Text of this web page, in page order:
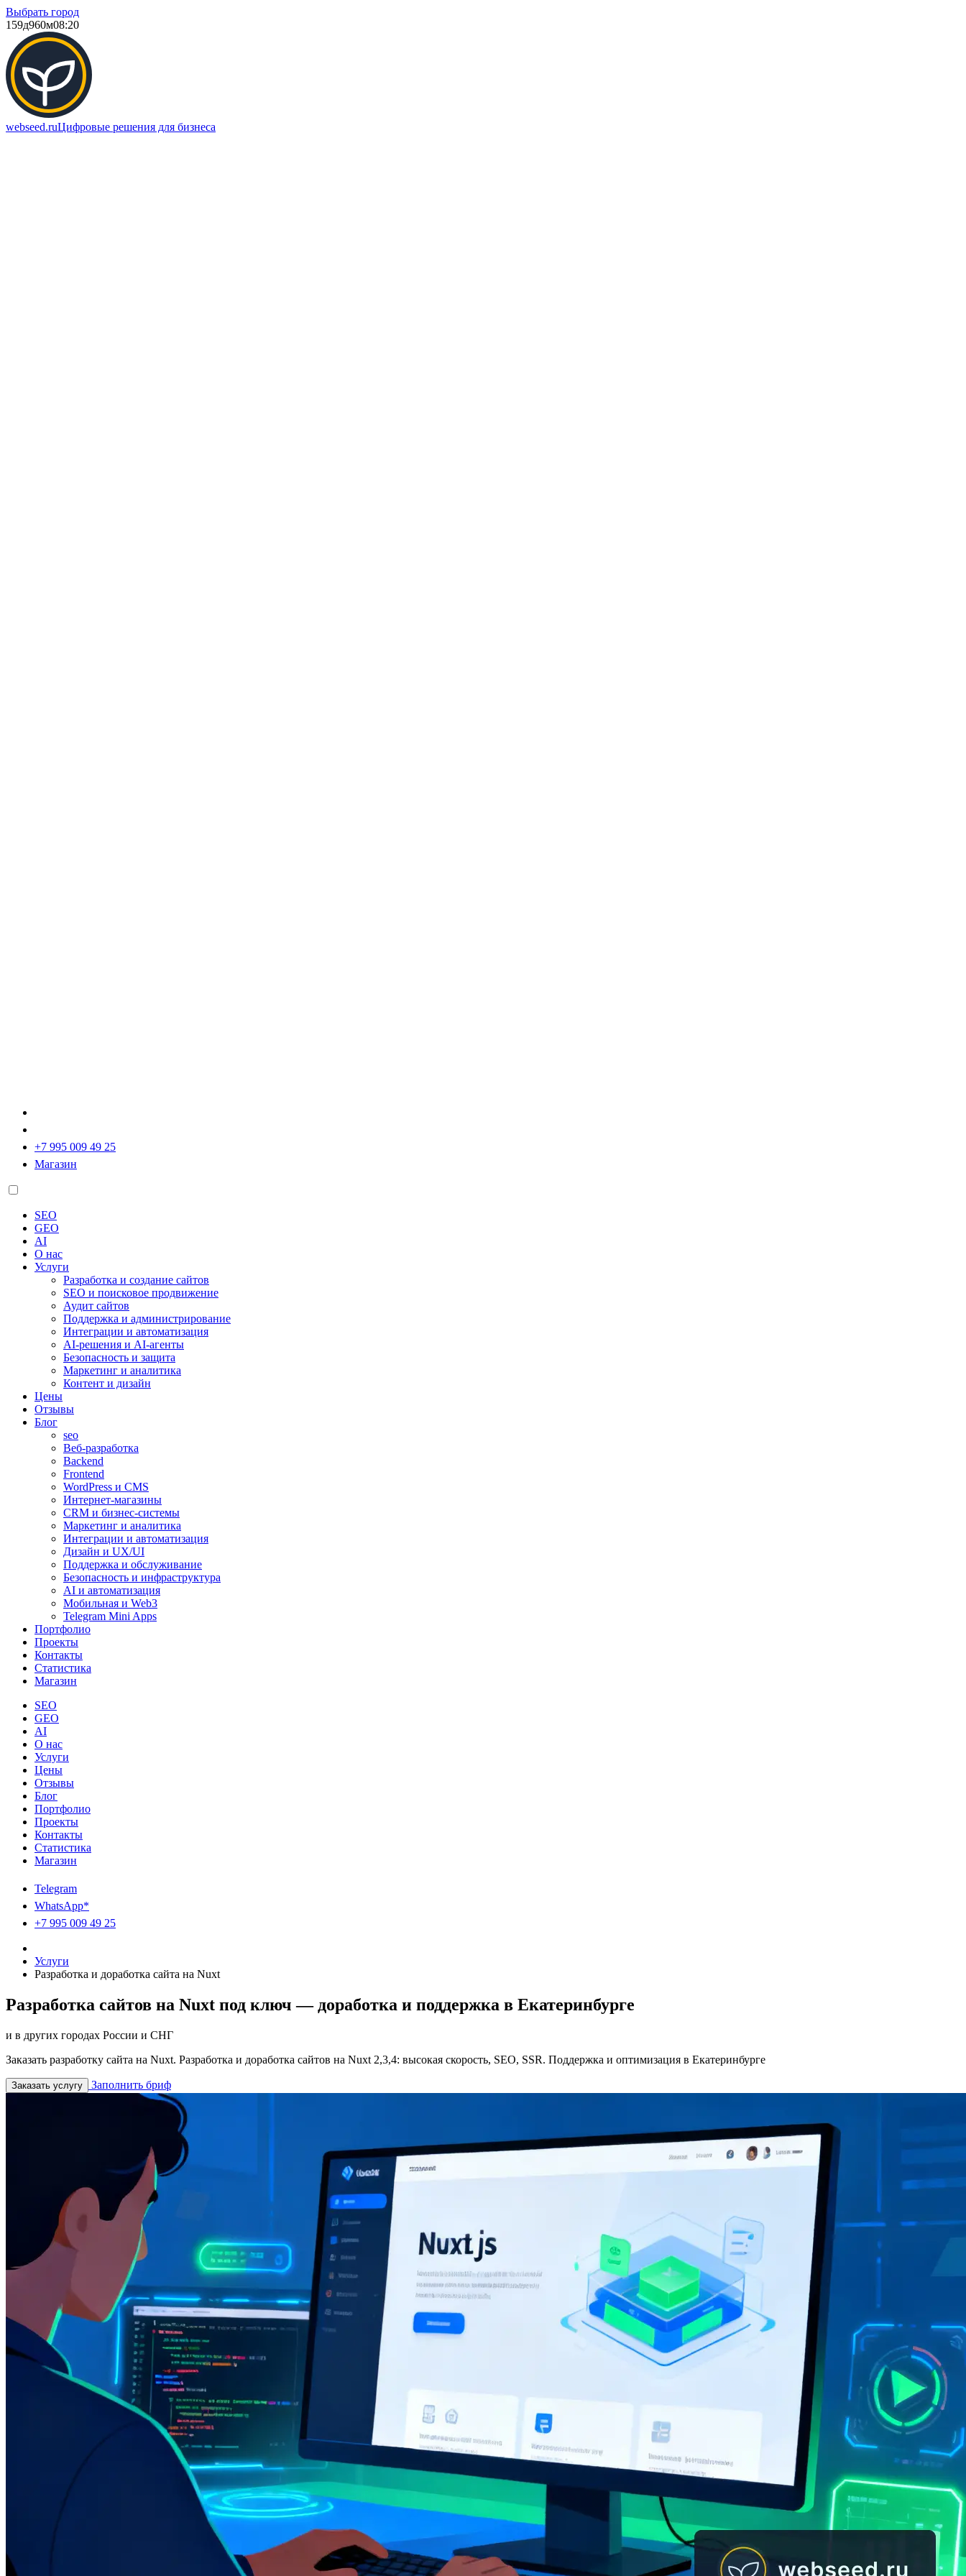
Выбрать город
159д960м08:20
webseed.ruЦифровые решения для бизнеса
+7 995 009 49 25
Магазин
SEO
GEO
AI
О нас
Услуги
Разработка и создание сайтов
SEO и поисковое продвижение
Аудит сайтов
Поддержка и администрирование
Интеграции и автоматизация
AI-решения и AI-агенты
Безопасность и защита
Маркетинг и аналитика
Контент и дизайн
Цены
Отзывы
Блог
seo
Веб-разработка
Backend
Frontend
WordPress и CMS
Интернет-магазины
CRM и бизнес-системы
Маркетинг и аналитика
Интеграции и автоматизация
Дизайн и UX/UI
Поддержка и обслуживание
Безопасность и инфраструктура
AI и автоматизация
Мобильная и Web3
Telegram Mini Apps
Портфолио
Проекты
Контакты
Статистика
Магазин
SEO
GEO
AI
О нас
Услуги
Цены
Отзывы
Блог
Портфолио
Проекты
Контакты
Статистика
Магазин
Telegram
WhatsApp*
+7 995 009 49 25
Услуги
Разработка и доработка сайта на Nuxt
Разработка сайтов на Nuxt под ключ — доработка и поддержка в Екатеринбурге
и в других городах России и СНГ
Заказать разработку сайта на Nuxt. Разработка и доработка сайтов на Nuxt 2,3,4: высокая скорость, SEO, SSR. Поддержка и оптимизация в Екатеринбурге
Заказать услугу Заполнить бриф